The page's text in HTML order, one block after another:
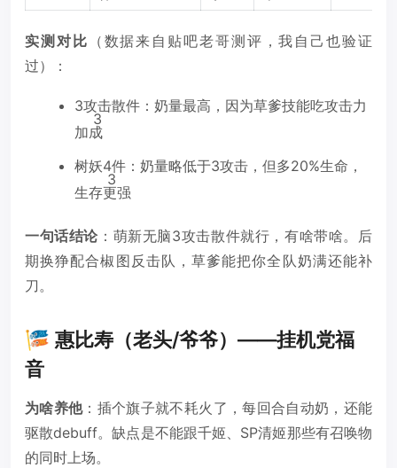
实测对比 （数据来自贴吧老哥测评，我自己也验证
过）：
3攻击散件：奶量最高，因为草爹技能吃攻击力
加成
3
树妖4件：奶量略低于3攻击，但多20%生命，
生存更强
3
一句话结论 ：萌新无脑3攻击散件就行，有啥带啥。后
期换狰配合椒图反击队，草爹能把你全队奶满还能补
刀。
🎏 惠比寿（老头/爷爷）——挂机党福
音
为啥养他：插个旗子就不耗火了，每回合自动奶，还能
驱散debuff。缺点是不能跟千姬、SP清姬那些有召唤物
的同时上场。